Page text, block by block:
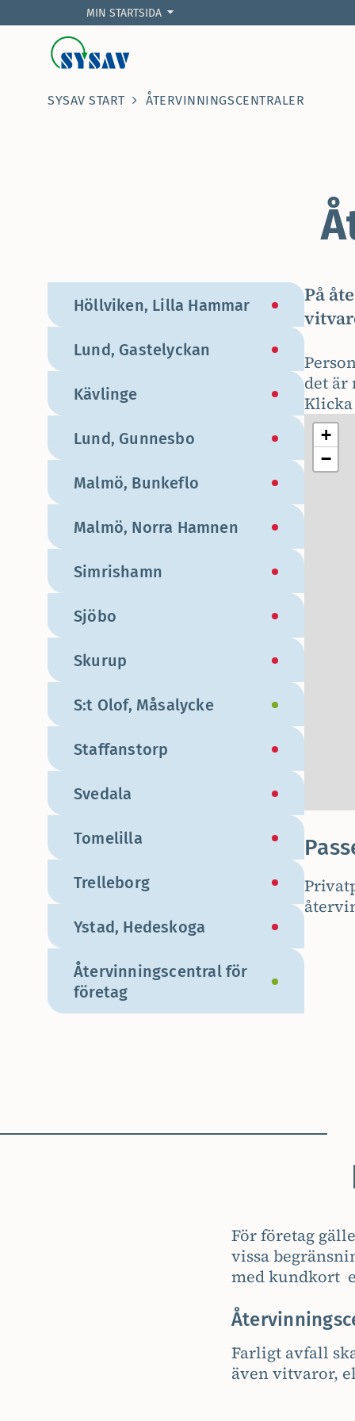
MIN STARTSIDA
SYSAV START ÅTERVINNINGSCENTRALER
Höllviken, Lilla Hammar
Lund, Gastelyckan
Kävlinge
Lund, Gunnesbo
Malmö, Bunkeflo
Malmö, Norra Hamnen
Simrishamn
Sjöbo
Skurup
S:t Olof, Måsalycke
Staffanstorp
Svedala
Tomelilla
Trelleborg
Ystad, Hedeskoga
Återvinningscentral för
företag
På
det är
+
−
För företag
vissa
med kundkort
Farligt avfall
även vitvaror,